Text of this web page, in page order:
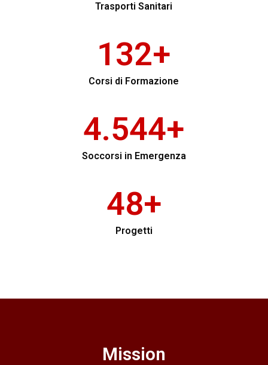
Trasporti Sanitari
133+
Corsi di Formazione
4.557+
Soccorsi in Emergenza
49+
Progetti
Mission